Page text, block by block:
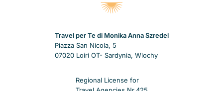
Travel per Te di Monika Anna Szredel
Piazza San Nicola, 5
07020 Loiri OT- Sardynia, Wlochy
Regional License for